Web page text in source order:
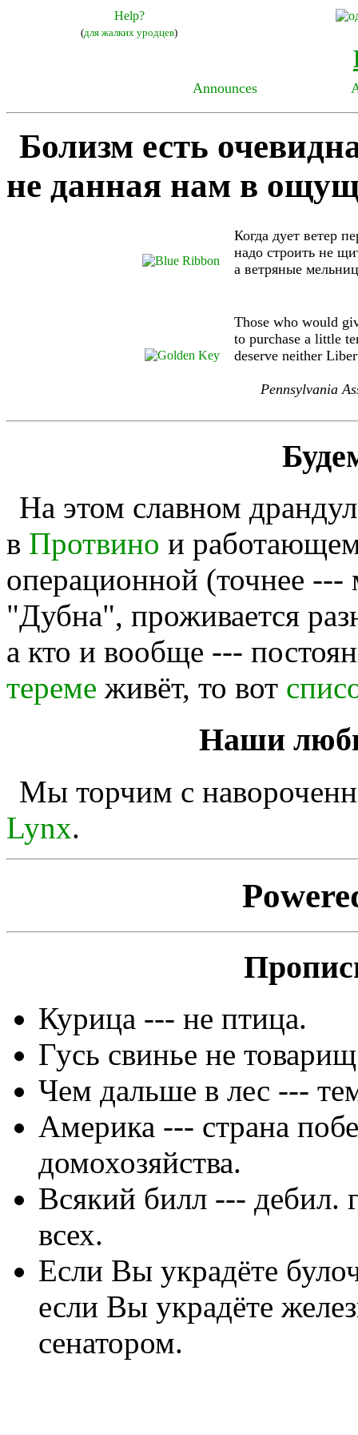
Help?
(для жалких уродцев)
Announces
Болизм есть
не данная нам в
Когда дует ветер
надо строить не
а ветряные
Those who would
to purchase a little
deserve neither
Pennsylvania
На этом славном
в Протвино и
операционной (точнее
"Дубна", проживается
а кто и вообще ---
тереме живёт, то вот
Наши
Мы торчим с
Lynx.
Курица --- не птица.
Гусь свинье не
Чем дальше в лес ---
Америка --- страна
домохозяйства.
Всякий билл --- дебил.
всех.
Если Вы украдёте
если Вы украдёте
сенатором.